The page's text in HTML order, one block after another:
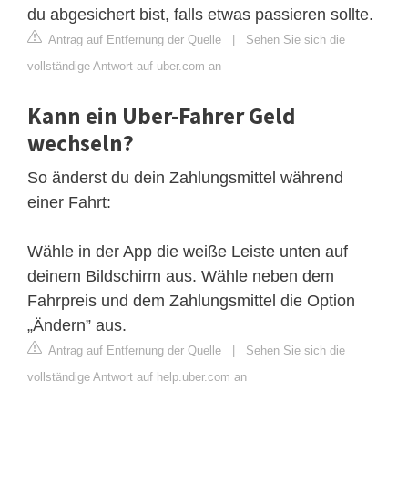
du abgesichert bist, falls etwas passieren sollte.
Antrag auf Entfernung der Quelle | Sehen Sie sich die
vollständige Antwort auf uber.com an
Kann ein Uber-Fahrer Geld
wechseln?
So änderst du dein Zahlungsmittel während
einer Fahrt:
Wähle in der App die weiße Leiste unten auf
deinem Bildschirm aus. Wähle neben dem
Fahrpreis und dem Zahlungsmittel die Option
„Ändern” aus.
Antrag auf Entfernung der Quelle | Sehen Sie sich die
vollständige Antwort auf help.uber.com an